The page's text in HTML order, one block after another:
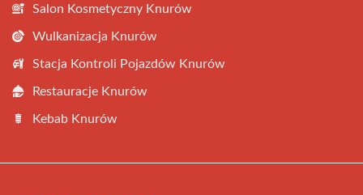
Salon Kosmetyczny Knurów
Wulkanizacja Knurów
Stacja Kontroli Pojazdów Knurów
Restauracje Knurów
Kebab Knurów